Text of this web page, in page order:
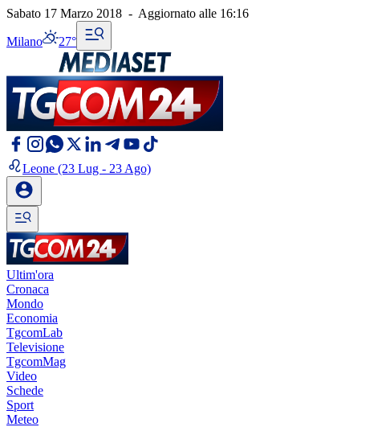
Sabato 17 Marzo 2018 - Aggiornato alle 16:16
Milano 27°
Leone (23 Lug - 23 Ago)
Ultim'ora
Cronaca
Mondo
Economia
TgcomLab
Televisione
TgcomMag
Video
Schede
Sport
Meteo